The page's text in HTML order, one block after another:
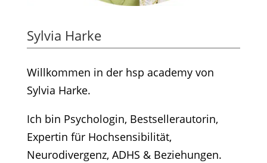
Sylvia Harke
Willkommen in der hsp academy von
Sylvia Harke.
Ich bin Psychologin, Bestsellerautorin,
Expertin für Hochsensibilität,
Neurodivergenz, ADHS & Beziehungen.